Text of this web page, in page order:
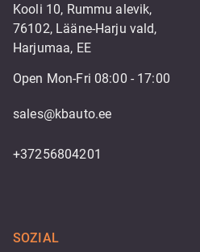
Kooli 10, Rummu alevik,
76102, Lääne-Harju vald,
Harjumaa, EE
Open Mon-Fri 08:00 - 17:00
sales@kbauto.ee
+37256804201
SOZIAL